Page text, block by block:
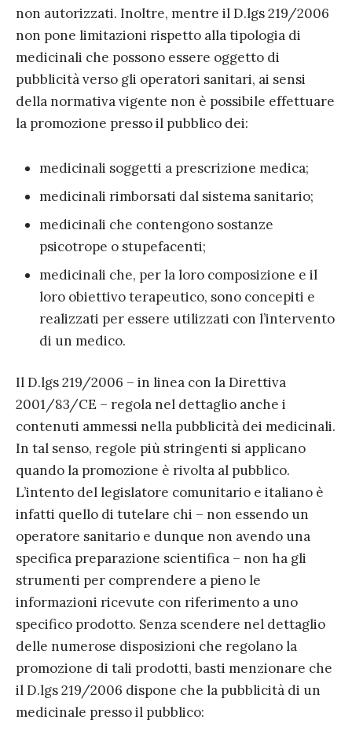
non autorizzati. Inoltre, mentre il D.lgs 219/2006
non pone limitazioni rispetto alla tipologia di
medicinali che possono essere oggetto di
pubblicità verso gli operatori sanitari, ai sensi
della normativa vigente non è possibile effettuare
la promozione presso il pubblico dei:
medicinali soggetti a prescrizione medica;
medicinali rimborsati dal sistema sanitario;
medicinali che contengono sostanze
psicotrope o stupefacenti;
medicinali che, per la loro composizione e il
loro obiettivo terapeutico, sono concepiti e
realizzati per essere utilizzati con l’intervento
di un medico.
Il D.lgs 219/2006 – in linea con la Direttiva
2001/83/CE – regola nel dettaglio anche i
contenuti ammessi nella pubblicità dei medicinali.
In tal senso, regole più stringenti si applicano
quando la promozione è rivolta al pubblico.
L’intento del legislatore comunitario e italiano è
infatti quello di tutelare chi – non essendo un
operatore sanitario e dunque non avendo una
specifica preparazione scientifica – non ha gli
strumenti per comprendere a pieno le
informazioni ricevute con riferimento a uno
specifico prodotto. Senza scendere nel dettaglio
delle numerose disposizioni che regolano la
promozione di tali prodotti, basti menzionare che
il D.lgs 219/2006 dispone che la pubblicità di un
medicinale presso il pubblico: